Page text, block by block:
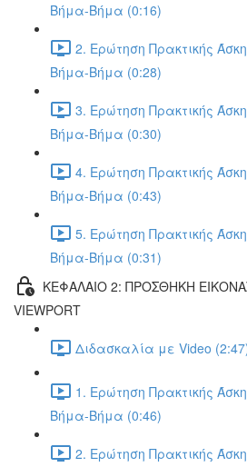
Βήμα-Βήμα (0:16)
2. Ερώτηση Πρακτικής
Βήμα-Βήμα (0:28)
3. Ερώτηση Πρακτικής
Βήμα-Βήμα (0:30)
4. Ερώτηση Πρακτικής
Βήμα-Βήμα (0:43)
5. Ερώτηση Πρακτικής
Βήμα-Βήμα (0:31)
ΚΕΦΑΛΑΙΟ 2: ΠΡΟΣΘΗΚΗ
VIEWPORT
Διδασκαλία με Video
1. Ερώτηση Πρακτικής
Βήμα-Βήμα (0:46)
2. Ερώτηση Πρακτικής